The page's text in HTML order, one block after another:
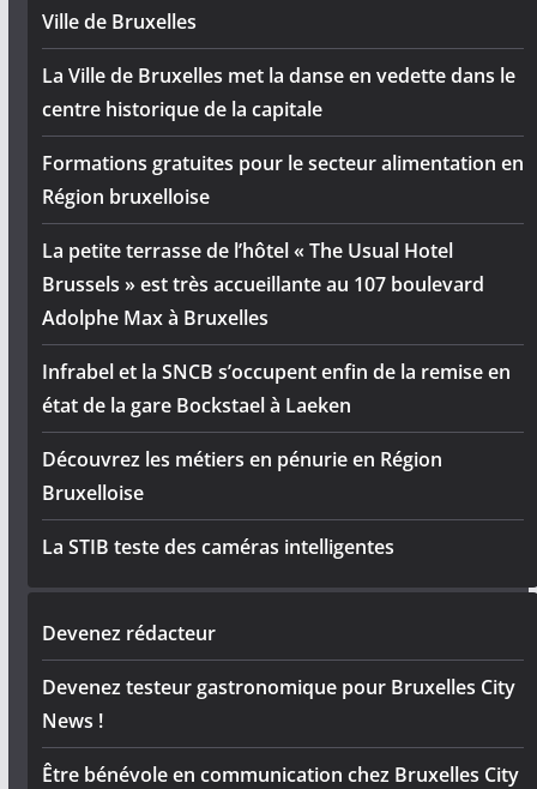
Ville de Bruxelles
La Ville de Bruxelles met la danse en vedette dans le
centre historique de la capitale
Formations gratuites pour le secteur alimentation en
Région bruxelloise
La petite terrasse de l’hôtel « The Usual Hotel
Brussels » est très accueillante au 107 boulevard
Adolphe Max à Bruxelles
Infrabel et la SNCB s’occupent enfin de la remise en
état de la gare Bockstael à Laeken
Découvrez les métiers en pénurie en Région
Bruxelloise
La STIB teste des caméras intelligentes
Devenez rédacteur
Devenez testeur gastronomique pour Bruxelles City
News !
Être bénévole en communication chez Bruxelles City